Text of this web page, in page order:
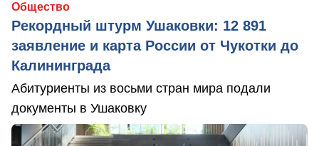
Общество
Рекордный штурм Ушаковки: 12 891
заявление и карта России от Чукотки до
Калининграда
Абитуриенты из восьми стран мира подали
документы в Ушаковку